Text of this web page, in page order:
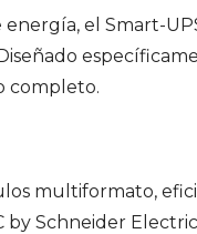
el Smart-
completo.
multiformato,
Schneider